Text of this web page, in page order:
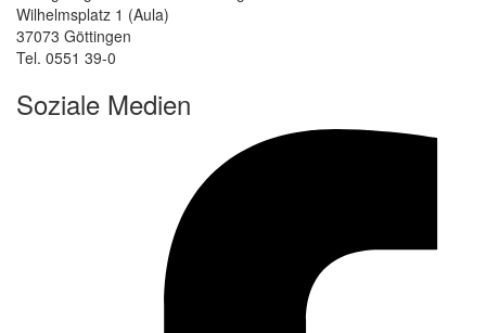
Wilhelmsplatz 1 (Aula)
37073 Göttingen
Tel. 0551 39-0
Soziale Medien